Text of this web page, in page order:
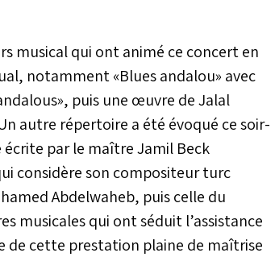
musical qui ont animé ce concert en
notamment «Blues andalou» avec
puis une œuvre de Jalal
autre répertoire a été évoqué ce soir-
par le maître Jamil Beck
considère son compositeur turc
Abdelwaheb, puis celle du
musicales qui ont séduit l’assistance
de cette prestation plaine de maîtrise